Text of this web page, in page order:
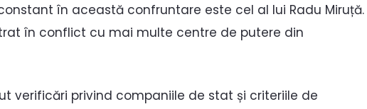
în această confruntare este cel al lui Radu Miruță.
în conflict cu mai multe centre de putere din
verificări privind companiile de stat și criteriile de